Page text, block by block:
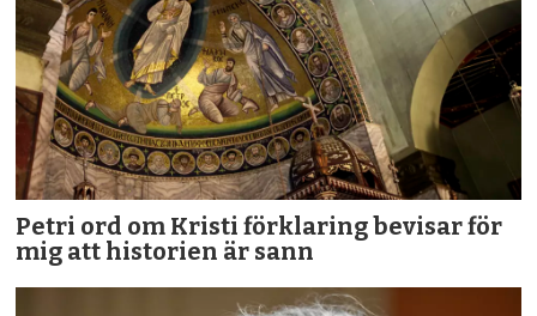
Petri ord om Kristi förklaring bevisar för
mig att historien är sann